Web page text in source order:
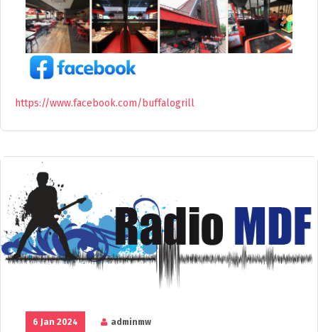
https://www.facebook.com/buffalogrill
6 Jan 2024 adminmw